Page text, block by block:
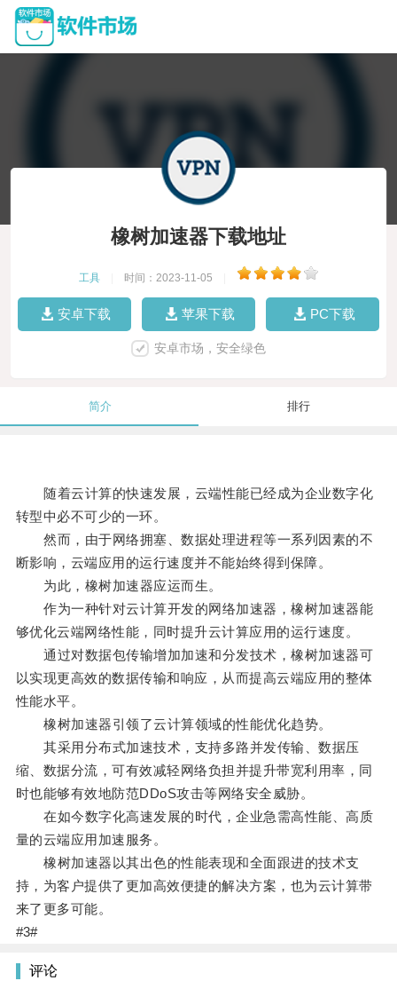
橡树加速器下载地址
工具 时间：2023-11-05
安卓下载 苹果下载 PC下载
安卓市场，安全绿色
简介 排行
随着云计算的快速发展，云端性能已经成为企业数字化
转型中必不可少的一环。
然而，由于网络拥塞、数据处理进程等一系列因素的不
断影响，云端应用的运行速度并不能始终得到保障。
为此，橡树加速器应运而生。
作为一种针对云计算开发的网络加速器，橡树加速器能
够优化云端网络性能，同时提升云计算应用的运行速度。
通过对数据包传输增加加速和分发技术，橡树加速器可
以实现更高效的数据传输和响应，从而提高云端应用的整体
性能水平。
橡树加速器引领了云计算领域的性能优化趋势。
其采用分布式加速技术，支持多路并发传输、数据压
缩、数据分流，可有效减轻网络负担并提升带宽利用率，同
时也能够有效地防范DDoS攻击等网络安全威胁。
在如今数字化高速发展的时代，企业急需高性能、高质
量的云端应用加速服务。
橡树加速器以其出色的性能表现和全面跟进的技术支
持，为客户提供了更加高效便捷的解决方案，也为云计算带
来了更多可能。
#3#
评论